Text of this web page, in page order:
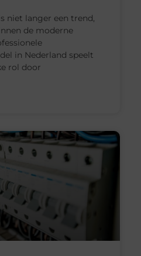
niet langer een trend,
de moderne
in Nederland speelt
rol door